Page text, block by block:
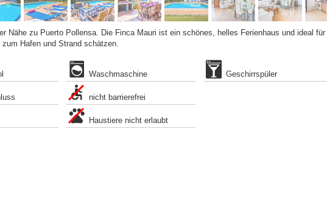
Nähe zu Puerto Pollensa. Die Finca Mauri ist ein schönes, helles Ferienhaus und ideal für
Hafen und Strand schätzen.
Waschmaschine
nicht barrierefrei
Haustiere nicht erlaubt
Geschirrspüler